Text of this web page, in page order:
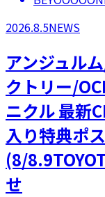
2026.8.5NEWS
アンジュル
クトリー/
ニクル 最新
入り特典ポ
(8/
せ